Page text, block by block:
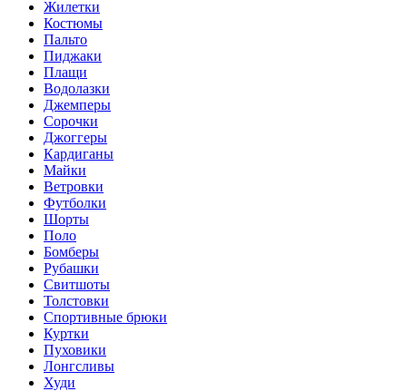
Жилетки
Костюмы
Пальто
Пиджаки
Плащи
Водолазки
Джемперы
Сорочки
Джоггеры
Кардиганы
Майки
Ветровки
Футболки
Шорты
Поло
Бомберы
Рубашки
Свитшоты
Толстовки
Спортивные брюки
Куртки
Пуховики
Лонгсливы
Худи